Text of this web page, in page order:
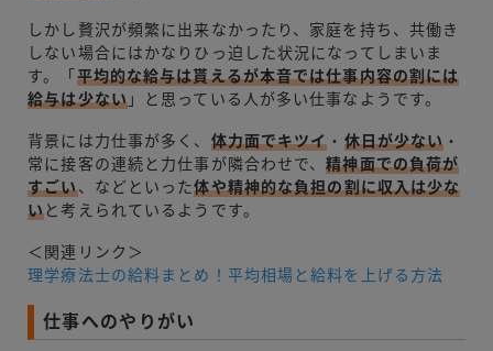
しかし贅沢が頻繁に出来なかったり、家庭を持ち、共働き
しない場合にはかなりひっ迫した状況になってしまいま
す。「平均的な給与は貰えるが本音では仕事内容の割には
給与は少ない」と思っている人が多い仕事なようです。
背景には力仕事が多く、 体力面でキツイ ・ 休日が少ない ・
常に接客の連続と力仕事が隣合わせで、精神面での負荷が
すごい、などといった体や精神的な負担の割に収入は少な
いと考えられているようです。
＜関連リンク＞
理学療法士の給料まとめ！平均相場と給料を上げる方法
仕事へのやりがい